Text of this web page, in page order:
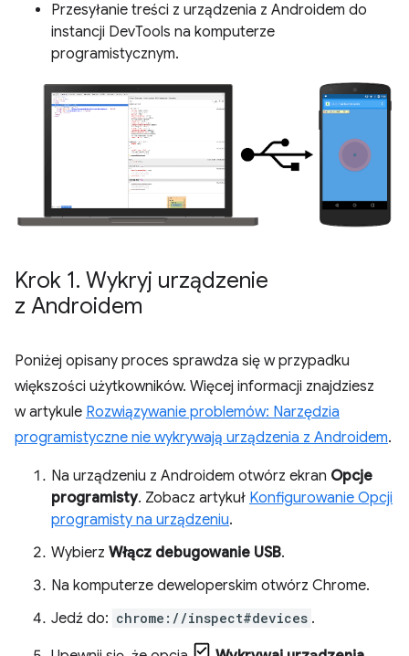
Przesyłanie treści z urządzenia z Androidem do
instancji DevTools na komputerze
programistycznym.
Krok 1. Wykryj urządzenie
z Androidem
Poniżej opisany proces sprawdza się w przypadku
większości użytkowników. Więcej informacji znajdziesz
w artykule Rozwiązywanie problemów: Narzędzia
programistyczne nie wykrywają urządzenia z Androidem.
Na urządzeniu z Androidem otwórz ekran Opcje
programisty. Zobacz artykuł Konfigurowanie Opcji
programisty na urządzeniu.
Wybierz Włącz debugowanie USB.
Na komputerze deweloperskim otwórz Chrome.
Jedź do: chrome://inspect#devices .